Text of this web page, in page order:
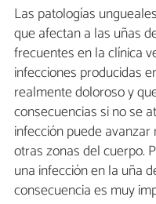
Las patologías
que afectan a las uñas
frecuentes en la clínica
infecciones producidas
realmente doloroso y
consecuencias si no se
infección puede
otras zonas del cuerpo.
una infección en la uña
consecuencia es muy